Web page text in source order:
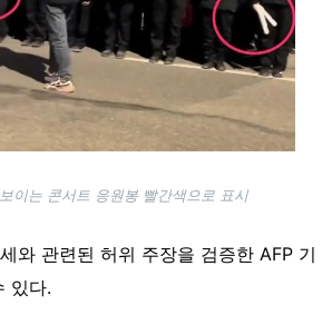
이는 콘서트 응원봉 빨간색으로 표시
와 관련된 허위 주장을 검증한 AFP 기
있다.